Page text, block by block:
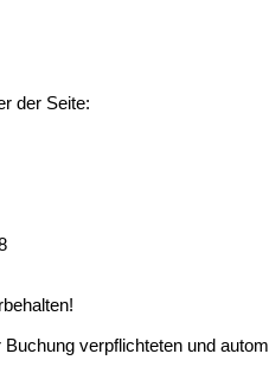
der Seite:
Buchung verpflichteten und